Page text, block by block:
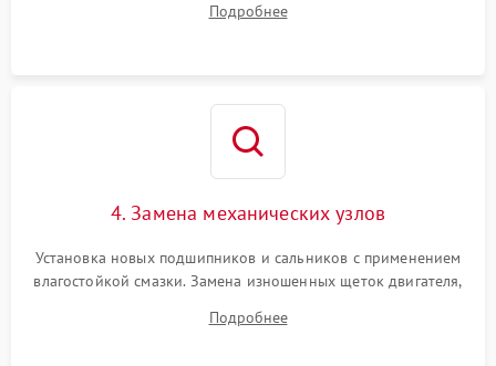
Восстановление целостности проводки и контактов.
Подробнее
4. Замена механических узлов
Установка новых подшипников и сальников с применением
влагостойкой смазки. Замена изношенных щеток двигателя,
или поврежденной резиновой манжеты.
Подробнее